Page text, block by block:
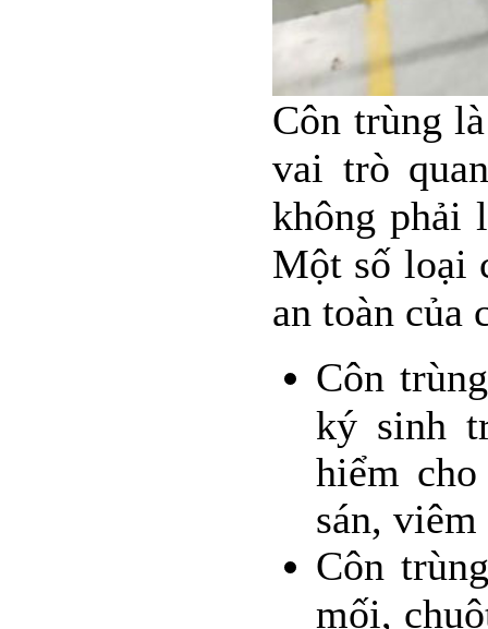
Côn trùng
vai trò
không phải
Một số loại
an toàn của
Côn
ký sinh
hiểm
sán,
Côn
mối,